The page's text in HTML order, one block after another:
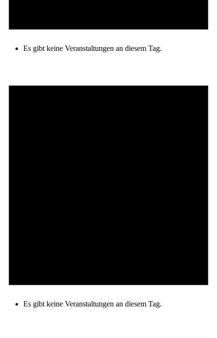
Es gibt keine Veranstaltungen an diesem Tag.
Es gibt keine Veranstaltungen an diesem Tag.